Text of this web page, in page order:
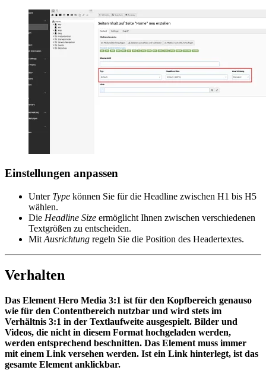
Einstellungen anpassen
Unter Type können Sie für die Headline zwischen H1 bis H5
wählen.
Die Headline Size ermöglicht Ihnen zwischen verschiedenen
Textgrößen zu entscheiden.
Mit Ausrichtung regeln Sie die Position des Headertextes.
Verhalten
Das Element Hero Media 3:1 ist für den Kopfbereich genauso
wie für den Contentbereich nutzbar und wird stets im
Verhältnis 3:1 in der Textlaufweite ausgespielt. Bilder und
Videos, die nicht in diesem Format hochgeladen werden,
werden entsprechend beschnitten. Das Element muss immer
mit einem Link versehen werden. Ist ein Link hinterlegt, ist das
gesamte Element anklickbar.